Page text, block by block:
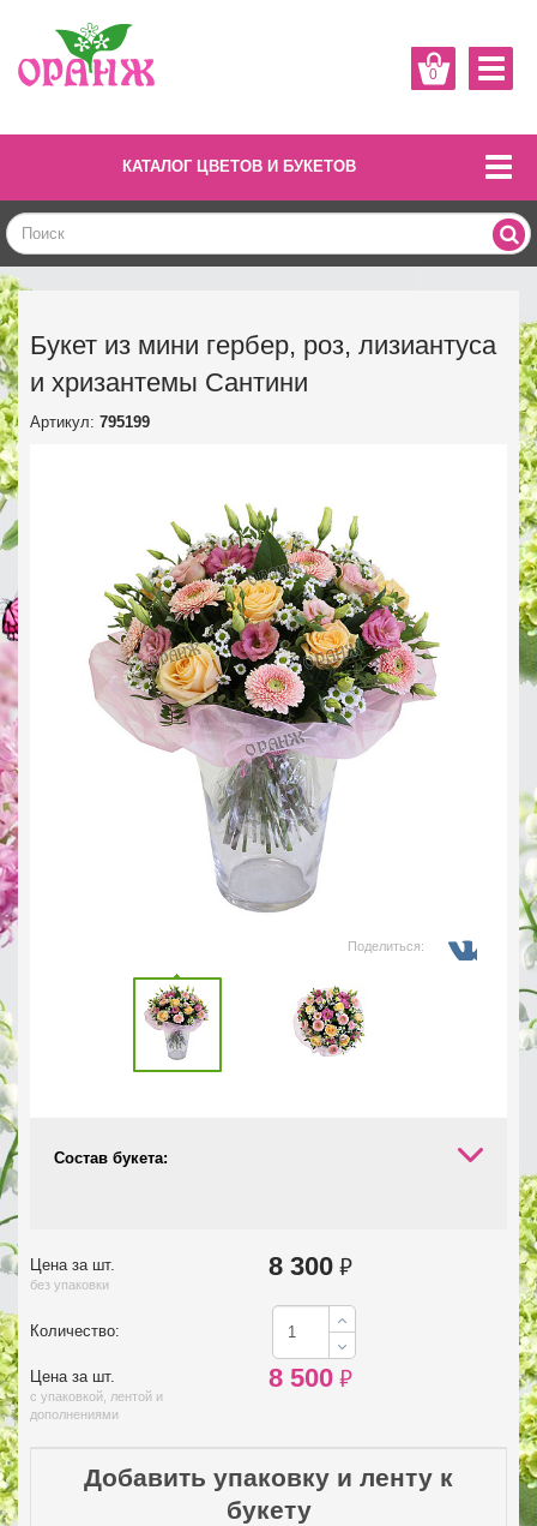
0
КАТАЛОГ ЦВЕТОВ И БУКЕТОВ
Букет из мини гербер, роз, лизиантуса
и хризантемы Сантини
Артикул: 795199
Поделиться:
Состав букета:
Цена за шт.
без упаковки
8 300 ₽
Количество:
Цена за шт.
с упаковкой, лентой и
дополнениями
8 500 ₽
Добавить упаковку и ленту к
букету